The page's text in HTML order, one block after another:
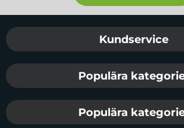
Sidfot Blandad info
Kundservice
Populära
Populära